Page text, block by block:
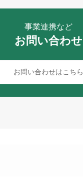
事業連携など
お問い合わせ
お問い合わせはこちら